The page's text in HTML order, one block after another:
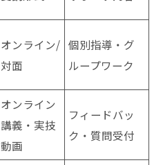
オンライン/
対面
個別指導・グ
ループワーク
オンライン
講義・実技
動画
フィードバッ
ク・質問受付